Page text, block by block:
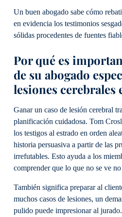
Un buen abogado sabe cómo
en evidencia los testimonios
sólidas procedentes de fuentes
Por qué es
de su abogado
lesiones cerebrales
Ganar un caso de lesión cerebral
planificación cuidadosa. Tom
los testigos al estrado en orden
historia persuasiva a partir de las
irrefutables. Esto ayuda a los
comprender que lo que no se ve
También significa preparar al
muchos casos de lesiones, un
pulido puede impresionar al